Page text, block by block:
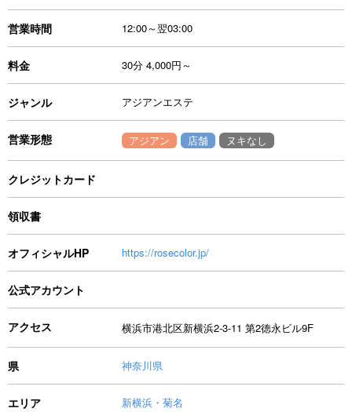
営業時間 12:00～翌03:00
料金 30分 4,000円～
ジャンル アジアンエステ
営業形態 アジアン 店舗 ヌキなし
クレジットカード
領収書
オフィシャルHP https://rosecolor.jp/
公式アカウント
アクセス 横浜市港北区新横浜2-3-11 第2徳永ビル9F
県 神奈川県
エリア 新横浜・菊名